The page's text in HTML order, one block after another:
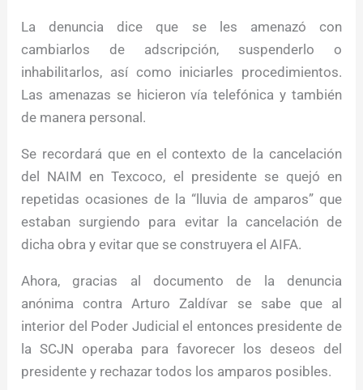
La denuncia dice que se les amenazó con
cambiarlos de adscripción, suspenderlo o
inhabilitarlos, así como iniciarles procedimientos.
Las amenazas se hicieron vía telefónica y también
de manera personal.
Se recordará que en el contexto de la cancelación
del NAIM en Texcoco, el presidente se quejó en
repetidas ocasiones de la “lluvia de amparos” que
estaban surgiendo para evitar la cancelación de
dicha obra y evitar que se construyera el AIFA.
Ahora, gracias al documento de la denuncia
anónima contra Arturo Zaldívar se sabe que al
interior del Poder Judicial el entonces presidente de
la SCJN operaba para favorecer los deseos del
presidente y rechazar todos los amparos posibles.